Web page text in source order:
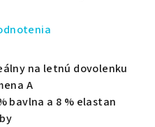
na letnú dovolenku
A
bavlna a 8 % elastan